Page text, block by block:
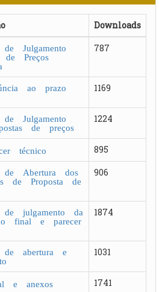
Downloads
Julgamento
de Preços
787
ao prazo
1169
Julgamento
de preços
1224
técnico
895
Abertura dos
de Proposta de
906
julgamento da
final e parecer
1874
abertura e
1031
e anexos 1741